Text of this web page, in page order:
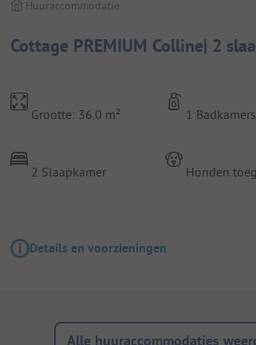
Cottage PREMIUM Colline| 2
Huuraccommodatie
Grootte: 36.0 m²
2 Slaapkamer
1 Badkamers
Honden
Details en voorzieningen
Alle huuraccommodaties